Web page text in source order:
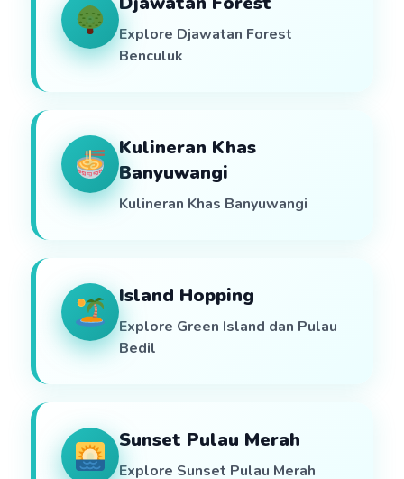
Explore Djawatan Forest
Benculuk
Kulineran Khas
Banyuwangi
Kulineran Khas Banyuwangi
Island Hopping
Explore Green Island dan Pulau
Bedil
Sunset Pulau Merah
Explore Sunset Pulau Merah